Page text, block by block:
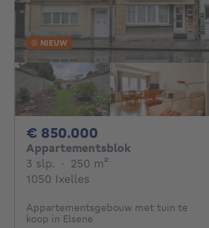
NIEUW
€ 850.000
Appartementsblok
3 slp. 3 slaapkamers
· 250 m²
1050 Ixelles
Appartementsgebouw met tuin te
koop in Elsene